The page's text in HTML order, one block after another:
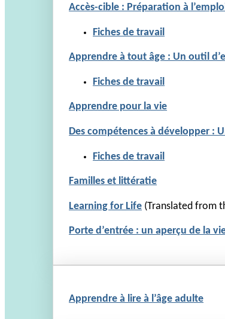
Accès-cible : Préparation à
Fiches de travail
Apprendre à tout âge : Un outil
Fiches de travail
Apprendre pour la vie
Des compétences à développer :
Fiches de travail
Familles et littératie
Learning for Life (Translated from
Porte d’entrée : un aperçu de la
Apprendre à lire à l’âge adulte